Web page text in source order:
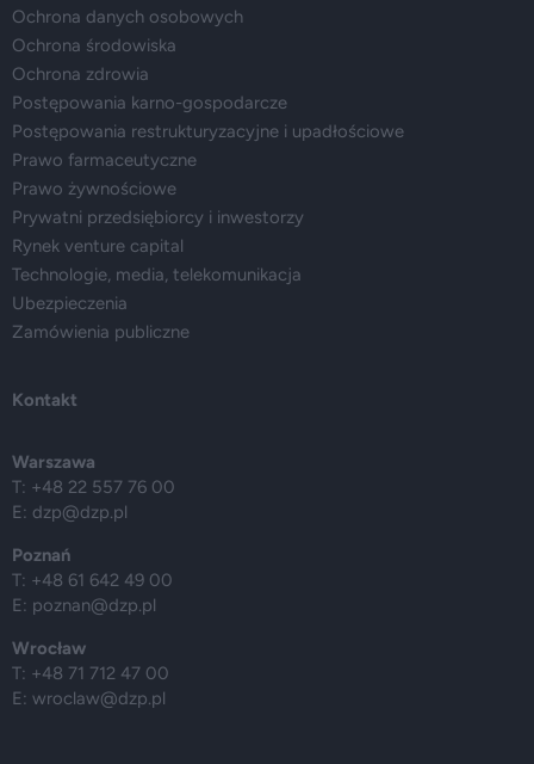
Ochrona danych osobowych
Ochrona środowiska
Ochrona zdrowia
Postępowania karno-gospodarcze
Postępowania restrukturyzacyjne i upadłościowe
Prawo farmaceutyczne
Prawo żywnościowe
Prywatni przedsiębiorcy i inwestorzy
Rynek venture capital
Technologie, media, telekomunikacja
Ubezpieczenia
Zamówienia publiczne
Kontakt
Warszawa
T: +48 22 557 76 00
E: dzp@dzp.pl
Poznań
T: +48 61 642 49 00
E: poznan@dzp.pl
Wrocław
T: +48 71 712 47 00
E: wroclaw@dzp.pl